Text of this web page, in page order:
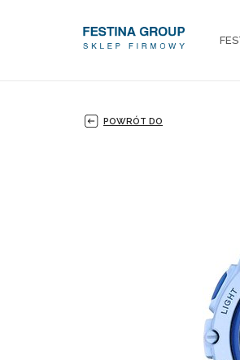
POWRÓT DO